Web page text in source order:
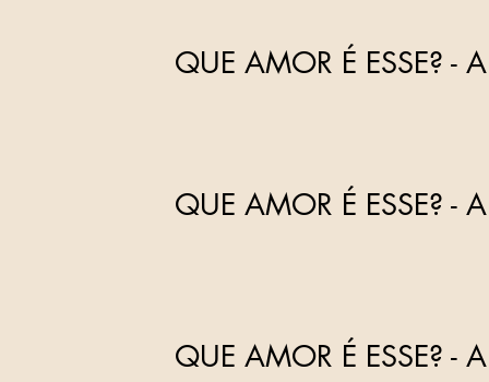
QUE AMOR É ESSE? -
QUE AMOR É ESSE? -
QUE AMOR É ESSE? -